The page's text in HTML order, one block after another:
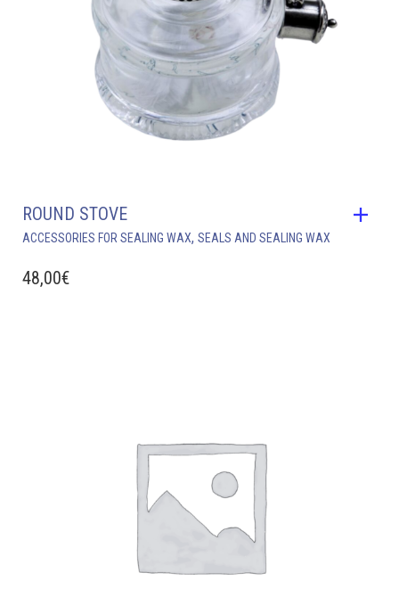
ROUND STOVE
ACCESSORIES FOR SEALING WAX, SEALS AND SEALING WAX
48,00€